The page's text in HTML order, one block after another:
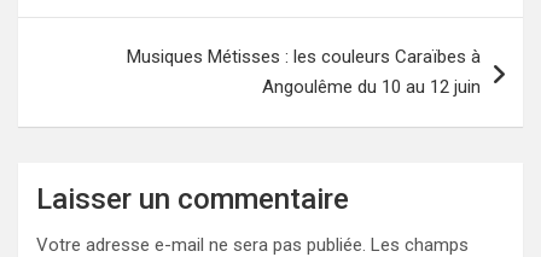
Musiques Métisses : les couleurs Caraïbes à
Angoulême du 10 au 12 juin
Laisser un commentaire
Votre adresse e-mail ne sera pas publiée. Les champs